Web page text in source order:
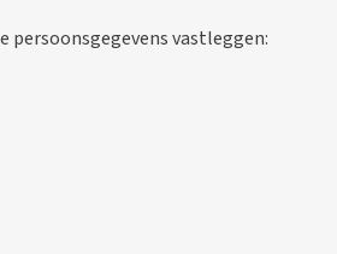
persoonsgegevens vastleggen: